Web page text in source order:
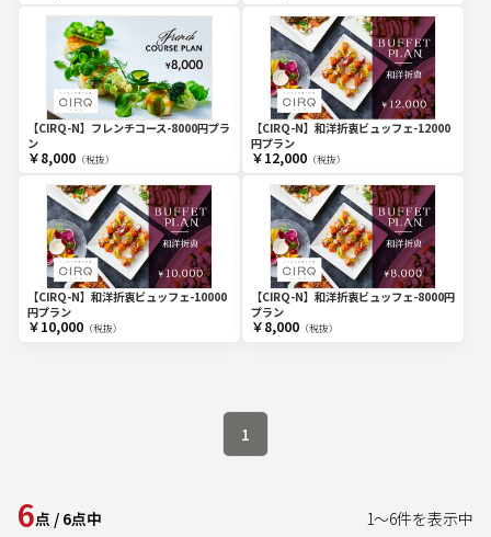
【CIRQ-N】フレンチコース-8000円プラ
ン
￥8,000（税抜）
【CIRQ-N】和洋折衷ビュッフェ-12000
円プラン
￥12,000（税抜）
【CIRQ-N】和洋折衷ビュッフェ-10000
円プラン
￥10,000（税抜）
【CIRQ-N】和洋折衷ビュッフェ-8000円
プラン
￥8,000（税抜）
1
6点 / 6点中 1～6件を表示中